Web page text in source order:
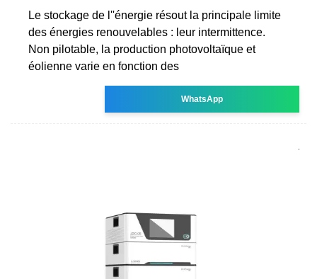
Le stockage de l''énergie résout la principale limite
des énergies renouvelables : leur intermittence.
Non pilotable, la production photovoltaïque et
éolienne varie en fonction des
WhatsApp